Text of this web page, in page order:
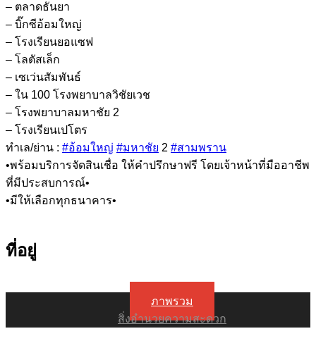
– ตลาดธันยา
– บิ๊กซีอ้อมใหญ่
– โรงเรียนยอแซฟ
– โลตัสเล็ก
– เซเว่นสัมพันธ์
– ใน 100 โรงพยาบาลวิชัยเวช
– โรงพยาบาลมหาชัย 2
– โรงเรียนเปโตร
ทำเล/ย่าน : #อ้อมใหญ่ #มหาชัย 2 #สามพราน
•พร้อมบริการจัดสินเชื่อ ให้คำปรึกษาฟรี โดยเจ้าหน้าที่มืออาชีพ
ที่มีประสบการณ์•
•มีให้เลือกทุกธนาคาร•
ที่อยู่
ภาพรวม
สิ่งอำนวยความสะดวก